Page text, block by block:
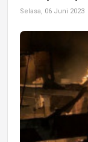
Selasa, 06 Juni 2023